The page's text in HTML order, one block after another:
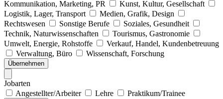
Kommunikation, Marketing, PR
Kunst, Kultur, Gesellschaft
Logistik, Lager, Transport
Medien, Grafik, Design
Rechtswesen
Sonstige Berufe
Soziales, Gesundheit
Technik, Naturwissenschaften
Tourismus, Gastronomie
Umwelt, Energie, Rohstoffe
Verkauf, Handel, Kundenbetreuung
Verwaltung, Büro
Wissenschaft, Forschung
Übernehmen
Jobarten
Angestellter/Arbeiter
Lehre Praktikum/Trainee